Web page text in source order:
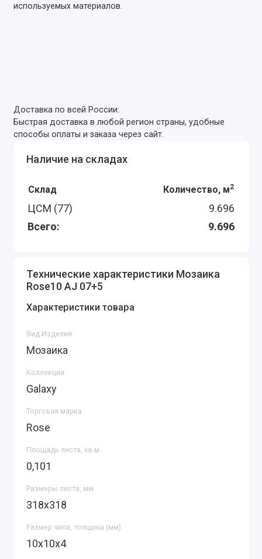
используемых материалов.
Доставка по всей России:
Быстрая доставка в любой регион страны, удобные
способы оплаты и заказа через сайт.
Наличие на складах
Склад Количество, м2
ЦСМ (77)
9.696
Всего:
9.696
Технические характеристики Мозаика
Rose10 AJ 07+5
Характеристики товара
Вид Изделия
Мозаика
Коллекция
Galaxy
Торговая марка
Rose
Площадь листа, кв.м.
0,101
Размеры листа, мм
318х318
Размер чипа, толщина (мм)
10х10х4